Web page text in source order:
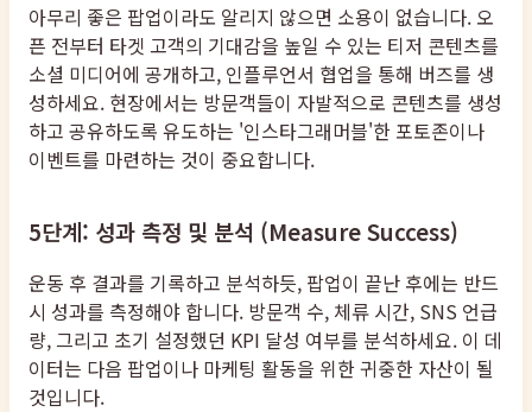
아무리 좋은 팝업이라도 알리지 않으면 소용이 없습니다. 오
픈 전부터 타겟 고객의 기대감을 높일 수 있는 티저 콘텐츠를
소셜 미디어에 공개하고, 인플루언서 협업을 통해 버즈를 생
성하세요. 현장에서는 방문객들이 자발적으로 콘텐츠를 생성
하고 공유하도록 유도하는 '인스타그래머블'한 포토존이나
이벤트를 마련하는 것이 중요합니다.
5단계: 성과 측정 및 분석 (Measure Success)
운동 후 결과를 기록하고 분석하듯, 팝업이 끝난 후에는 반드
시 성과를 측정해야 합니다. 방문객 수, 체류 시간, SNS 언급
량, 그리고 초기 설정했던 KPI 달성 여부를 분석하세요. 이 데
이터는 다음 팝업이나 마케팅 활동을 위한 귀중한 자산이 될
것입니다.